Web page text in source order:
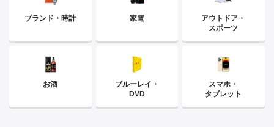
ブランド・時計 家電
アウトドア・
スポーツ
お酒
ブルーレイ・
DVD
スマホ・
タブレット